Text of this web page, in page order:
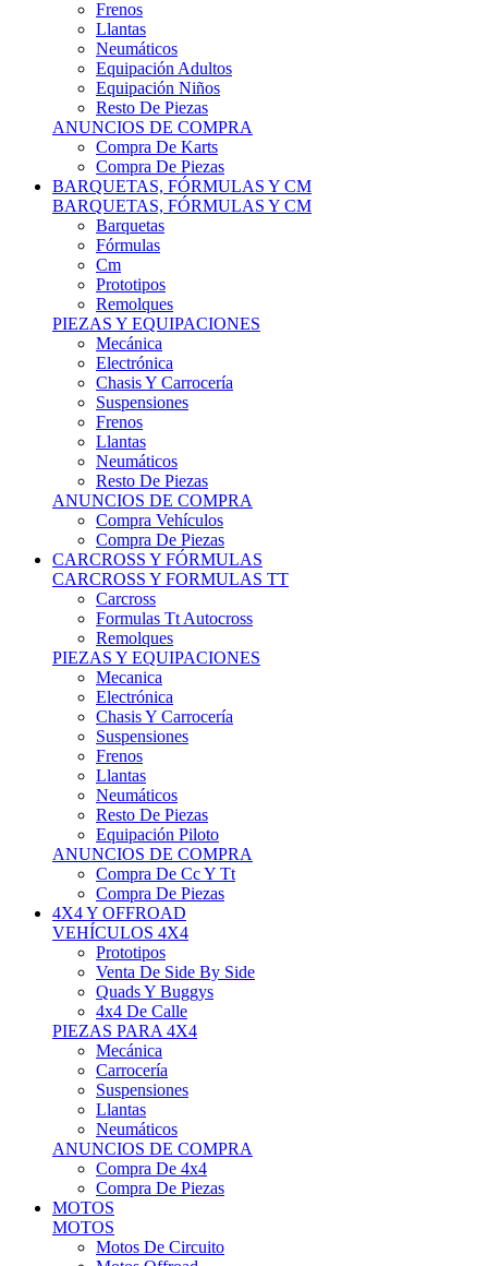
Frenos
Llantas
Neumáticos
Equipación Adultos
Equipación Niños
Resto De Piezas
ANUNCIOS DE COMPRA
Compra De Karts
Compra De Piezas
BARQUETAS, FÓRMULAS Y CM
BARQUETAS, FÓRMULAS Y CM
Barquetas
Fórmulas
Cm
Prototipos
Remolques
PIEZAS Y EQUIPACIONES
Mecánica
Electrónica
Chasis Y Carrocería
Suspensiones
Frenos
Llantas
Neumáticos
Resto De Piezas
ANUNCIOS DE COMPRA
Compra Vehículos
Compra De Piezas
CARCROSS Y FÓRMULAS
CARCROSS Y FORMULAS TT
Carcross
Formulas Tt Autocross
Remolques
PIEZAS Y EQUIPACIONES
Mecanica
Electrónica
Chasis Y Carrocería
Suspensiones
Frenos
Llantas
Neumáticos
Resto De Piezas
Equipación Piloto
ANUNCIOS DE COMPRA
Compra De Cc Y Tt
Compra De Piezas
4X4 Y OFFROAD
VEHÍCULOS 4X4
Prototipos
Venta De Side By Side
Quads Y Buggys
4x4 De Calle
PIEZAS PARA 4X4
Mecánica
Carrocería
Suspensiones
Llantas
Neumáticos
ANUNCIOS DE COMPRA
Compra De 4x4
Compra De Piezas
MOTOS
MOTOS
Motos De Circuito